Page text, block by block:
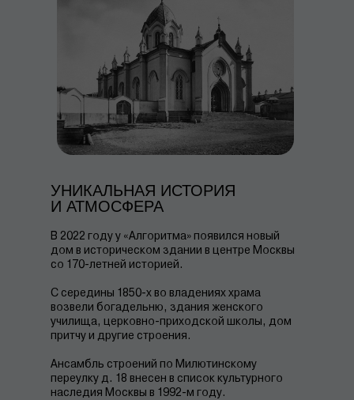
В 2022 году у «Алгоритма» появился новый
дом в историческом здании в центре Москвы
со 170-летней историей.
С середины 1850-х во владениях храма
возвели богадельню, здания женского
училища, церковно-приходской школы, дом
притчу и другие строения.
Ансамбль строений по Милютинскому
переулку д. 18 внесен в список культурного
наследия Москвы в 1992-м году.
УНИКАЛЬНАЯ ИСТОРИЯ
И АТМОСФЕРА